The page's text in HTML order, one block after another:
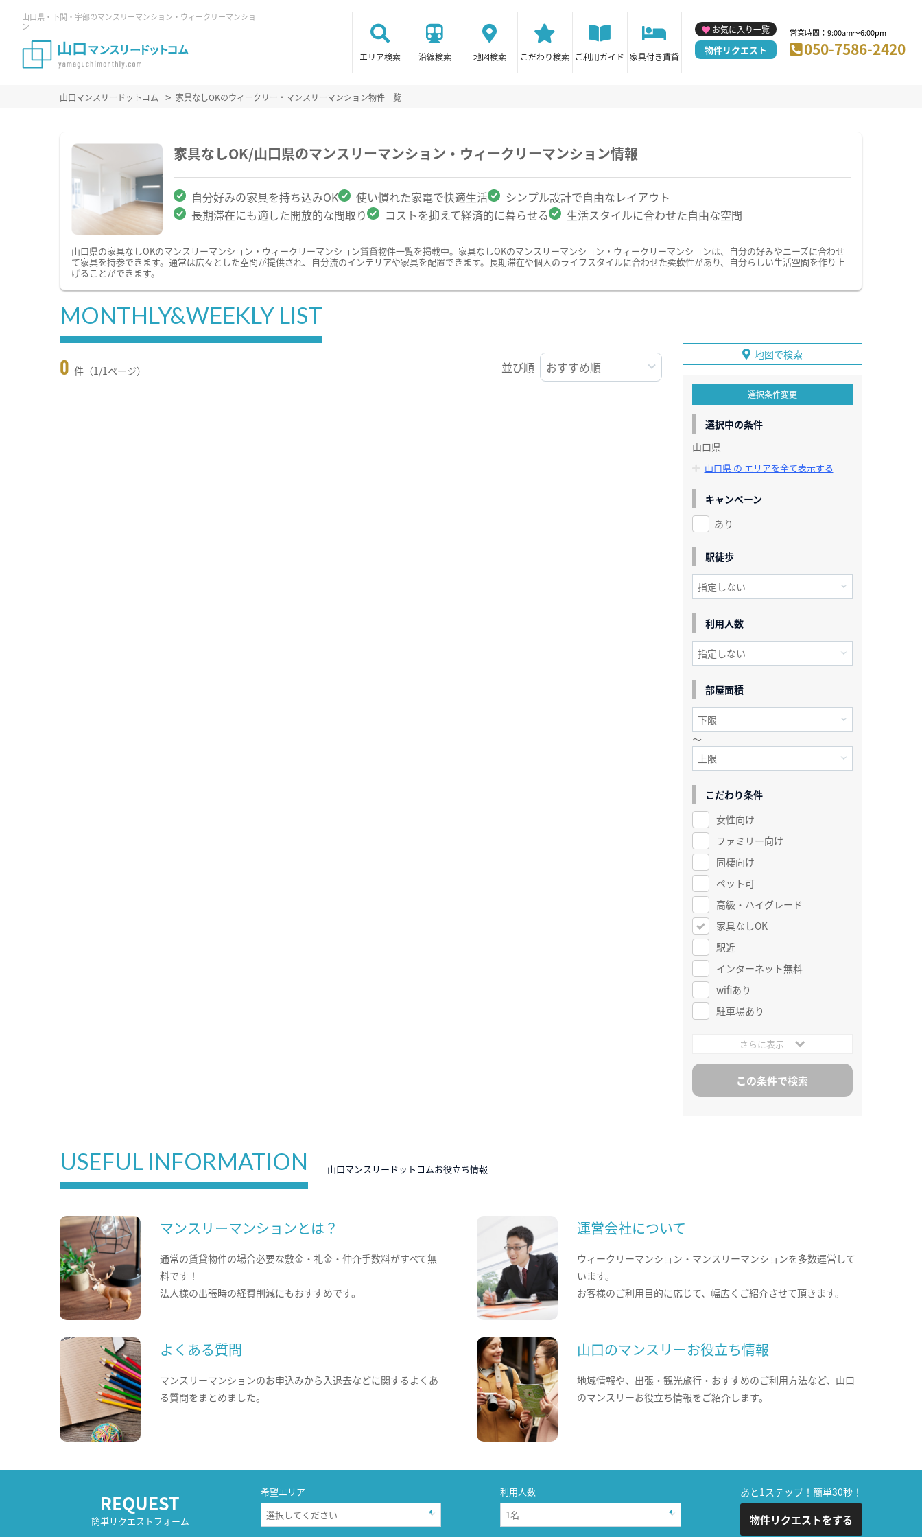
山口県・下関・宇部のマンスリーマンション・ウィークリーマンショ
ン
エリア検索 沿線検索 地図検索 こだわり検索 ご利用ガイド 家具付き賃貸
お気に入り一覧
物件リクエスト
営業時間：9:00am～6:00pm
050-7586-2420
山口マンスリードットコム 家具なしOKのウィークリー・マンスリーマンション物件一覧
家具なしOK/山口県のマンスリーマンション・ウィークリーマンション情報
自分好みの家具を持ち込みOK 使い慣れた家電で快適生活
シンプル設計で自由なレイアウト
長期滞在にも適した開放的な間取り
コストを抑えて経済的に暮らせる 生活スタイルに合わせた自由な空間
山口県の家具なしOKのマンスリーマンション・ウィークリーマンション賃貸物件一覧を掲載中。家具なしOKのマンスリーマンション・ウィークリーマンションは、自分の好みやニーズに合わせ
て家具を持参できます。通常は広々とした空間が提供され、自分流のインテリアや家具を配置できます。長期滞在や個人のライフスタイルに合わせた柔軟性があり、自分らしい生活空間を作り上
げることができます。
MONTHLY&WEEKLY LIST
0 件（1/1ページ） 並び順
地図で検索
選択条件変更
選択中の条件
山口県
山口県 の エリアを全て表示する
キャンペーン
あり
駅徒歩
利用人数
部屋面積
～
こだわり条件
女性向け
ファミリー向け
同棲向け
ペット可
高級・ハイグレード
家具なしOK
駅近
インターネット無料
wifiあり
駐車場あり
さらに表示
USEFUL INFORMATION 山口マンスリードットコムお役立ち情報
マンスリーマンションとは？
通常の賃貸物件の場合必要な敷金・礼金・仲介手数料がすべて無
料です！
法人様の出張時の経費削減にもおすすめです。
運営会社について
ウィークリーマンション・マンスリーマンションを多数運営して
います。
お客様のご利用目的に応じて、幅広くご紹介させて頂きます。
よくある質問
マンスリーマンションのお申込みから入退去などに関するよくあ
る質問をまとめました。
山口のマンスリーお役立ち情報
地域情報や、出張・観光旅行・おすすめのご利用方法など、山口
のマンスリーお役立ち情報をご紹介します。
REQUEST
簡単リクエストフォーム
希望エリア 利用人数 あと1ステップ！簡単30秒！
物件リクエストをする